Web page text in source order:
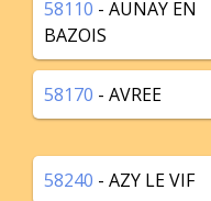
58110 - AUNAY EN
BAZOIS
58170 - AVREE
58240 - AZY LE VIF